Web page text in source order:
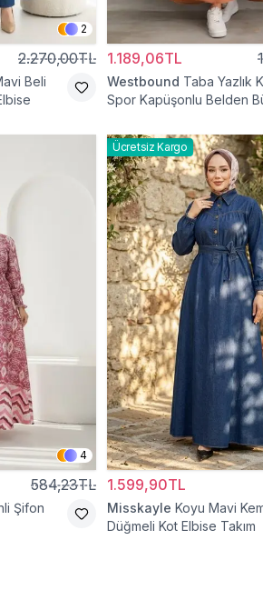
2
2.270,00TL
Beli
1.189,06TL
Westbound Taba Yazlık
Spor Kapüşonlu Belden
4
584,23TL
Şifon
Ücretsiz Kargo
1.599,90TL
Misskayle Koyu Mavi
Düğmeli Kot Elbise Takım